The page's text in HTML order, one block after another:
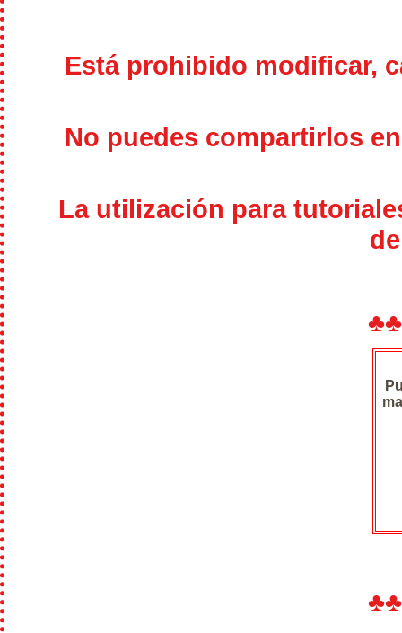
Está prohibido modificar,
No puedes compartirlos
La utilización para